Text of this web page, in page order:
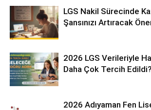
LGS Nakil Sürecinde
Şansınızı Artıracak
2026 LGS Verileriyle
Daha Çok Tercih Edildi?
2026 Adıyaman Fen